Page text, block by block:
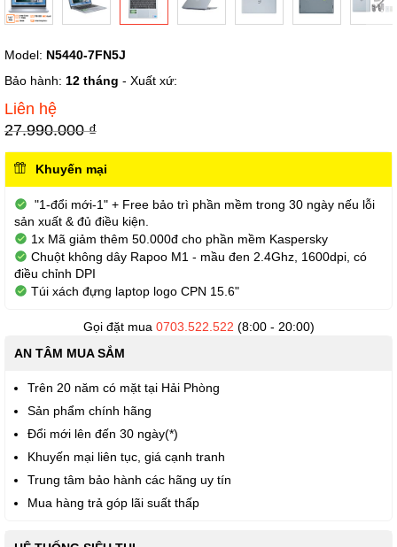
đến
phần
của
thư
ảnh
Model: N5440-7FN5J
Bảo hành: 12 tháng - Xuất xứ:
Liên hệ
27.990.000 ₫
Khuyến mại
"1-đổi mới-1" + Free bảo trì phần mềm trong 30 ngày nếu lỗi
sản xuất & đủ điều kiện.
1x Mã giảm thêm 50.000đ cho phần mềm Kaspersky
Chuột không dây Rapoo M1 - mầu đen 2.4Ghz, 1600dpi, có
điều chỉnh DPI
Túi xách đựng laptop logo CPN 15.6"
Gọi đặt mua 0703.522.522 (8:00 - 20:00)
AN TÂM MUA SẮM
Trên 20 năm có mặt tại Hải Phòng
Sản phẩm chính hãng
Đổi mới lên đến 30 ngày(*)
Khuyến mại liên tục, giá cạnh tranh
Trung tâm bảo hành các hãng uy tín
Mua hàng trả góp lãi suất thấp